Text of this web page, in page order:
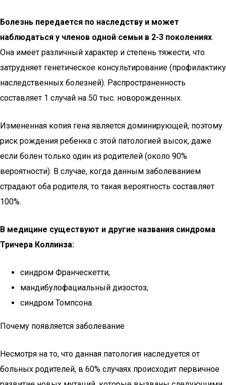
Болезнь передается по наследству и может
наблюдаться у членов одной семьи в 2-3 поколениях.
Она имеет различный характер и степень тяжести, что
затрудняет генетическое консультирование (профилактику
наследственных болезней). Распространенность
составляет 1 случай на 50 тыс. новорожденных.
Измененная копия гена является доминирующей, поэтому
риск рождения ребенка с этой патологией высок, даже
если болен только один из родителей (около 90%
вероятности). В случае, когда данным заболеванием
страдают оба родителя, то такая вероятность составляет
100%.
В медицине существуют и другие названия синдрома
Тричера Коллинза:
синдром Франческетти;
мандибулофациальный дизостоз;
синдром Томпсона.
Почему появляется заболевание
Несмотря на то, что данная патология наследуется от
больных родителей, в 60% случаях происходит первичное